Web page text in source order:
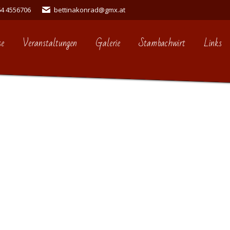
4556706 bettinakonrad@gmx.at
Veranstaltungen Galerie Stambachwirt Links